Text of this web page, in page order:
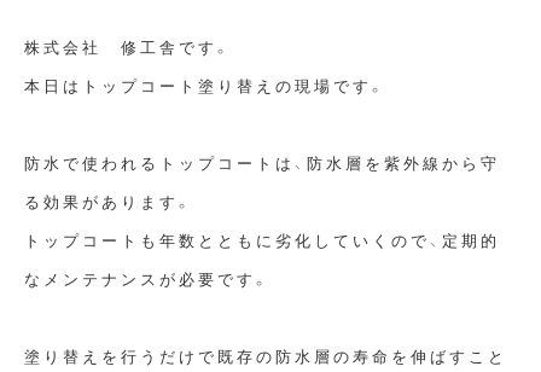
株式会社 修工舎です。
本日はトップコート塗り替えの現場です。
防水で使われるトップコートは、防水層を紫外線から守
る効果があります。
トップコートも年数とともに劣化していくので、定期的
なメンテナンスが必要です。
塗り替えを行うだけで既存の防水層の寿命を伸ばすこと